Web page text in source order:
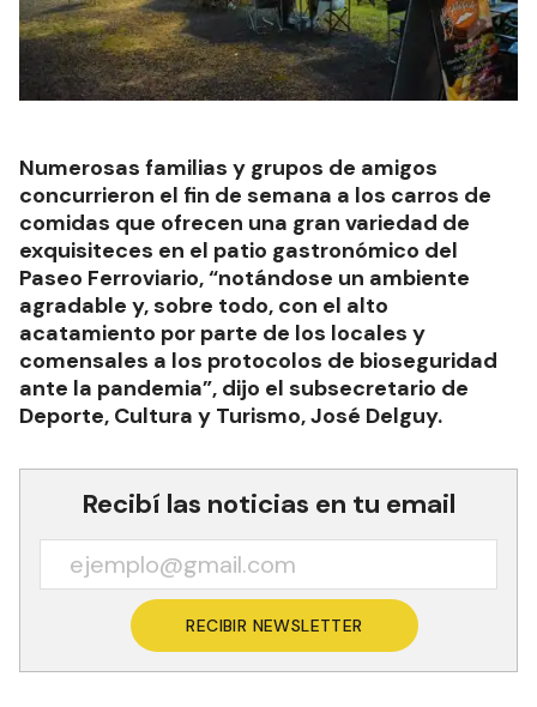
Numerosas familias y grupos de amigos
concurrieron el fin de semana a los carros de
comidas que ofrecen una gran variedad de
exquisiteces en el patio gastronómico del
Paseo Ferroviario, “notándose un ambiente
agradable y, sobre todo, con el alto
acatamiento por parte de los locales y
comensales a los protocolos de bioseguridad
ante la pandemia”, dijo el subsecretario de
Deporte, Cultura y Turismo, José Delguy.
Recibí las noticias en tu email
RECIBIR NEWSLETTER